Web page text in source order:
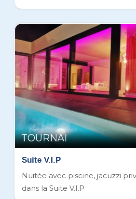
TOURNAI
Suite V.I.P
Nuitée avec piscine, jacuzzi
dans la Suite V.I.P